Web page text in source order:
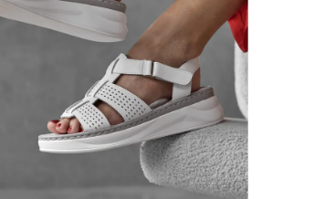
Пермь
Ростов-на-Дону